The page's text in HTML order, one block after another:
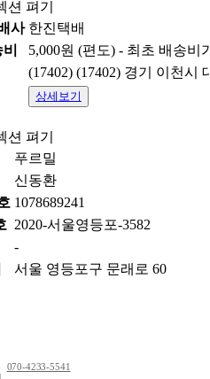
사 한진택배
5,000원 (편도) - 최초 배송
(17402) (17402) 경기 이천시
상세보기
푸르밀
신동환
1078689241
2020-서울영등포-3582
-
서울 영등포구 문래로 60
070-4233-5541